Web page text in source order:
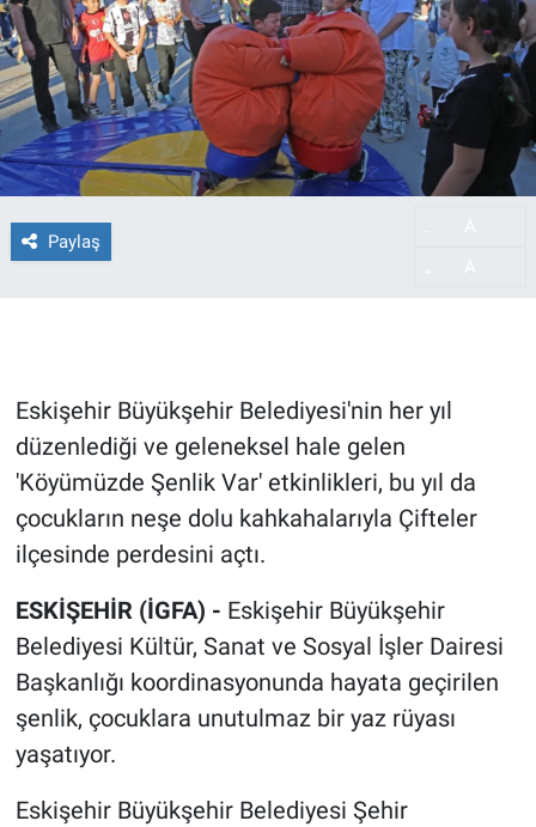
Paylaş
Eskişehir Büyükşehir Belediyesi'nin her yıl
düzenlediği ve geleneksel hale gelen
'Köyümüzde Şenlik Var' etkinlikleri, bu yıl da
çocukların neşe dolu kahkahalarıyla Çifteler
ilçesinde perdesini açtı.
ESKİŞEHİR (İGFA) - Eskişehir Büyükşehir
Belediyesi Kültür, Sanat ve Sosyal İşler Dairesi
Başkanlığı koordinasyonunda hayata geçirilen
şenlik, çocuklara unutulmaz bir yaz rüyası
yaşatıyor.
Eskişehir Büyükşehir Belediyesi Şehir
Künye
Son Dakika Haberleri
Haber Arşivi